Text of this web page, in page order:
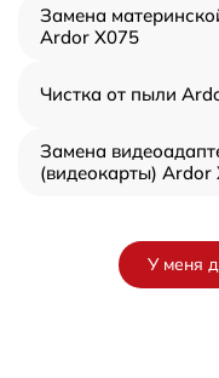
Замена
Ardor X075
Чистка от пыли
Замена
(видеокарты) Ardor
У меня